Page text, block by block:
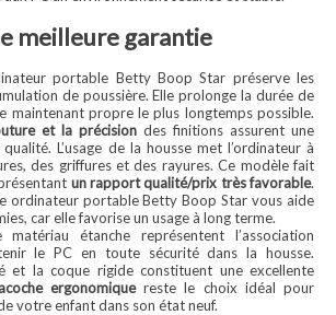
meilleure garantie
portable Betty Boop Star préserve les
de poussière. Elle prolonge la durée de
maintenant propre le plus longtemps possible.
et la précision des finitions assurent une
L’usage de la housse met l’ordinateur à
des griffures et des rayures. Ce modèle fait
un rapport qualité/prix très favorable.
ordinateur portable Betty Boop Star vous aide
car elle favorise un usage à long terme.
étanche représentent l’association
le PC en toute sécurité dans la housse.
et la coque rigide constituent une excellente
ergonomiquereste le choix idéal pour
votre enfant dans son état neuf.